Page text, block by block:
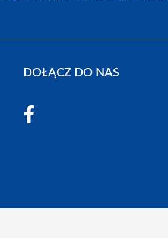
DOŁĄCZ DO NAS